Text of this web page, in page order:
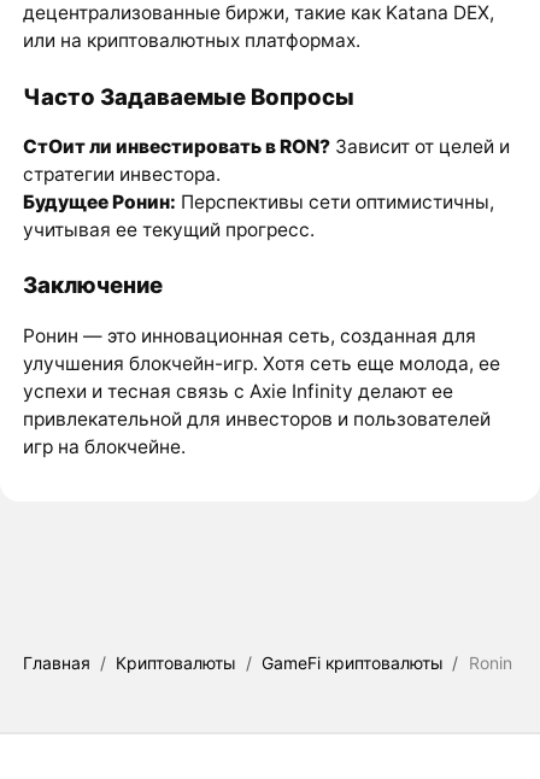
децентрализованные биржи, такие как Katana DEX,
или на криптовалютных платформах.
Часто Задаваемые Вопросы
СтОит ли инвестировать в RON?Зависит от целей и
стратегии инвестора.
Будущее Ронин: Перспективы сети оптимистичны,
учитывая ее текущий прогресс.
Заключение
Ронин — это инновационная сеть, созданная для
улучшения блокчейн-игр. Хотя сеть еще молода, ее
успехи и тесная связь с Axie Infinity делают ее
привлекательной для инвесторов и пользователей
игр на блокчейне.
Главная / Криптовалюты / GameFi криптовалюты / Ronin